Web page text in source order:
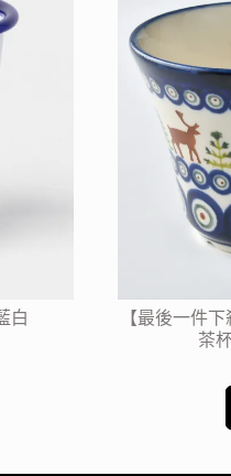
白
【最後一件
茶